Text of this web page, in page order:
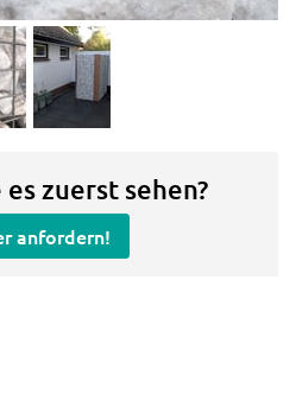
zuerst sehen?
anfordern!